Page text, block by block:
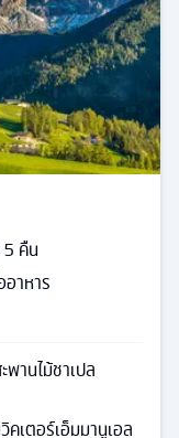
5 คืน
าหาร
พานไม้ชาเปล
เตอร์เอ็มมานูเอล